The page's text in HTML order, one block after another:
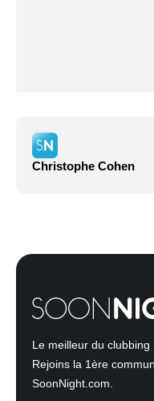
Christophe Cohen
Le meilleur du
Rejoins la 1ère
SoonNight.com.